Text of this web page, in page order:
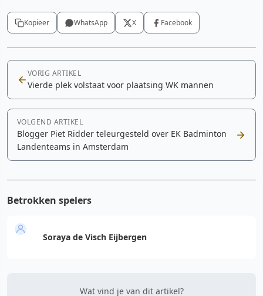
Kopieer WhatsApp X Facebook
VORIG ARTIKEL
Vierde plek volstaat voor plaatsing WK mannen
VOLGEND ARTIKEL
Blogger Piet Ridder teleurgesteld over EK Badminton
Landenteams in Amsterdam
Betrokken spelers
Soraya de Visch Eijbergen
Wat vind je van dit artikel?